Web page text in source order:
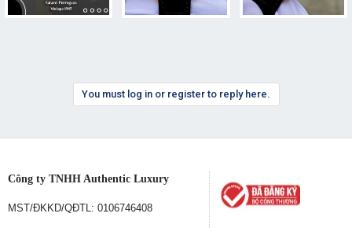
You must log in or register to reply here.
Công ty TNHH Authentic Luxury
MST/ĐKKD/QĐTL: 0106746408